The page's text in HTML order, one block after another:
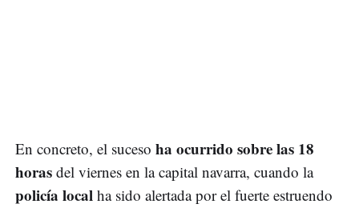
En concreto, el suceso ha ocurrido sobre las 18
horas del viernes en la capital navarra, cuando la
policía local ha sido alertada por el fuerte estruendo